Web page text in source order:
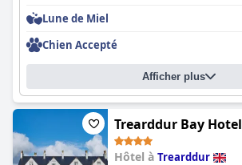
Lune de Miel
Chien Accepté
Afficher plus
Trearddur Bay Hotel
Hôtel à Trearddur